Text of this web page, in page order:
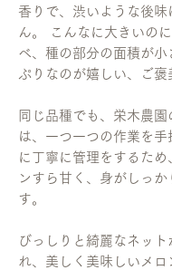
香りで、渋いような後味
ん。 こんなに大きいの
べ、種の部分の面積が小
ぷりなのが嬉しい、ご褒
同じ品種でも、栄木農園
は、一つ一つの作業を手
に丁寧に管理をするため
ンすら甘く、身がしっか
す。
びっしりと綺麗なネット
れ、美しく美味しいメ